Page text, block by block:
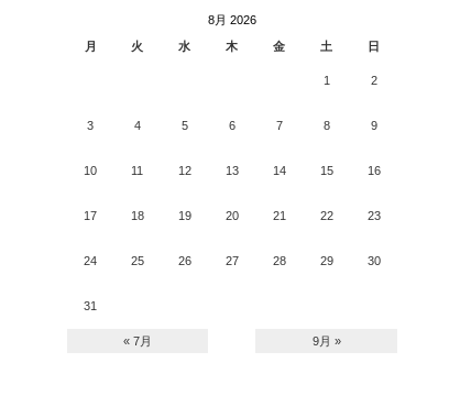
8月 2026
月
火 水 木 金 土 日
1 2
3 4 5 6 7 8 9
10 11 12 13 14 15 16
17 18 19 20 21 22 23
24 25 26 27 28 29 30
31
« 7月 9月 »